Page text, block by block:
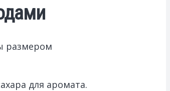
размером
для аромата.